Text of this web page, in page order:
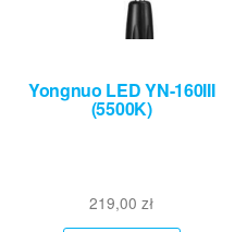
Yongnuo LED YN-160III
(5500K)
219,00zł